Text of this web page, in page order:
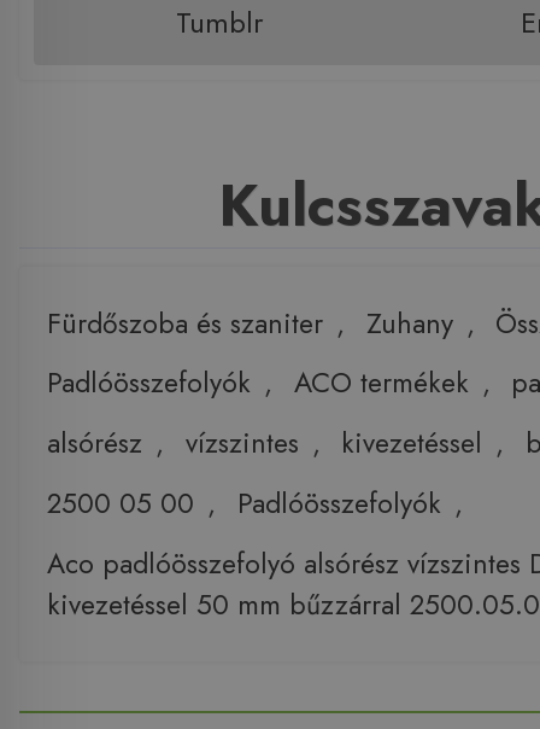
Tumblr
Fürdőszoba és szaniter , Zuhany ,
Padlóösszefolyók , ACO termékek ,
alsórész , vízszintes , kivezetéssel ,
2500 05 00 , Padlóösszefolyók ,
Aco padlóösszefolyó alsórész vízszintes
kivezetéssel 50 mm bűzzárral